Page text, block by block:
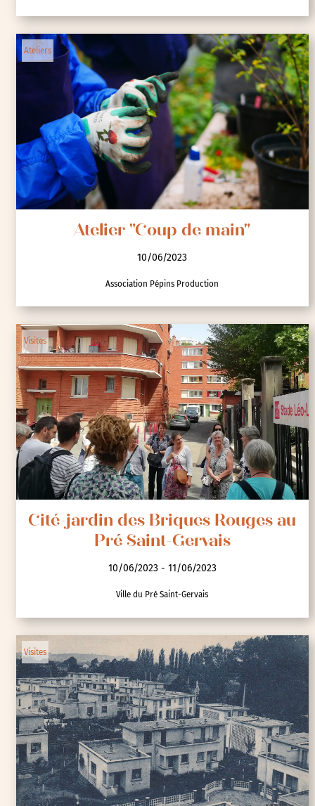
Ateliers
Atelier "Coup de main"
10/06/2023
Association Pépins Production
Visites
Cité-jardin des Briques Rouges au
Pré Saint-Gervais
10/06/2023 - 11/06/2023
Ville du Pré Saint-Gervais
Visites